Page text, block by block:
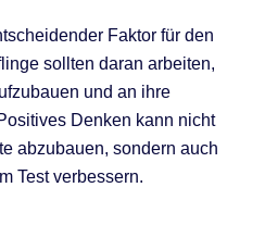
Faktor für den
sollten daran arbeiten,
und an ihre
Denken kann nicht
abzubauen, sondern auch
Test verbessern.